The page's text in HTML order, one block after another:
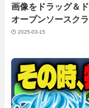
画像をドラッグ＆
オープンソースク
2025-03-15